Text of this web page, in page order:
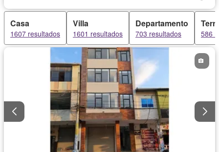
Casa
1607 resultados
Villa
1601 resultados
Departamento
703 resultados 586